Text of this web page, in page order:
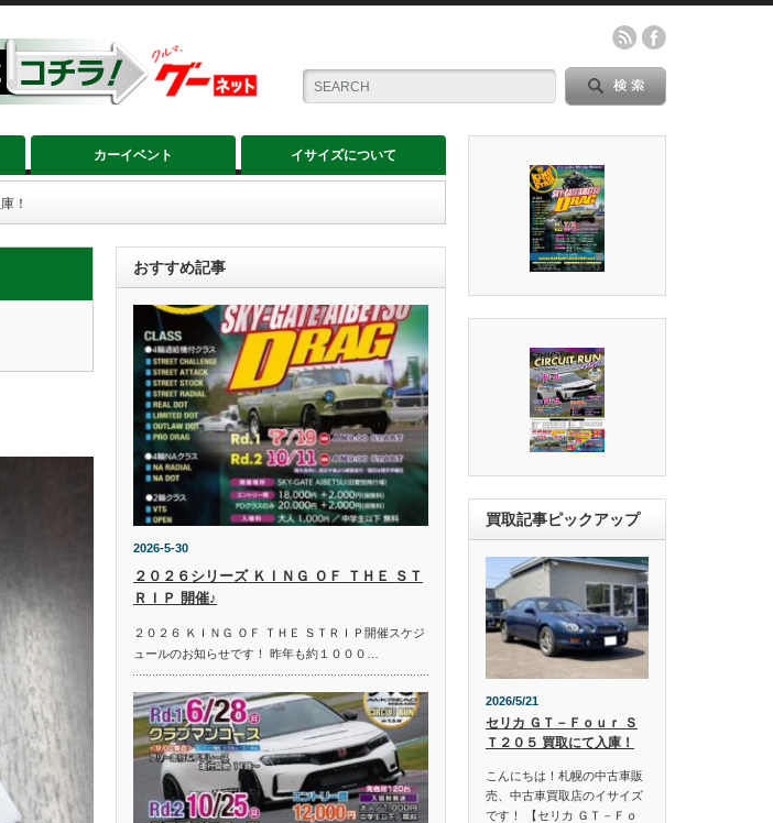
カーイベント イサイズについて
！
おすすめ記事
2026-5-30
２０２６シリーズ ＫＩＮＧ ＯＦ ＴＨＥ ＳＴ
ＲＩＰ 開催♪
２０２６ ＫＩＮＧ ＯＦ ＴＨＥ ＳＴＲＩＰ開催スケジ
ュールのお知らせです！ 昨年も約１０００…
買取記事ピックアップ
2026/5/21
セリカ ＧＴ－Ｆｏｕｒ Ｓ
Ｔ２０５ 買取にて入庫！
こんにちは！札幌の中古車販
売、中古車買取店のイサイズ
です！ 【セリカ ＧＴ－Ｆｏ